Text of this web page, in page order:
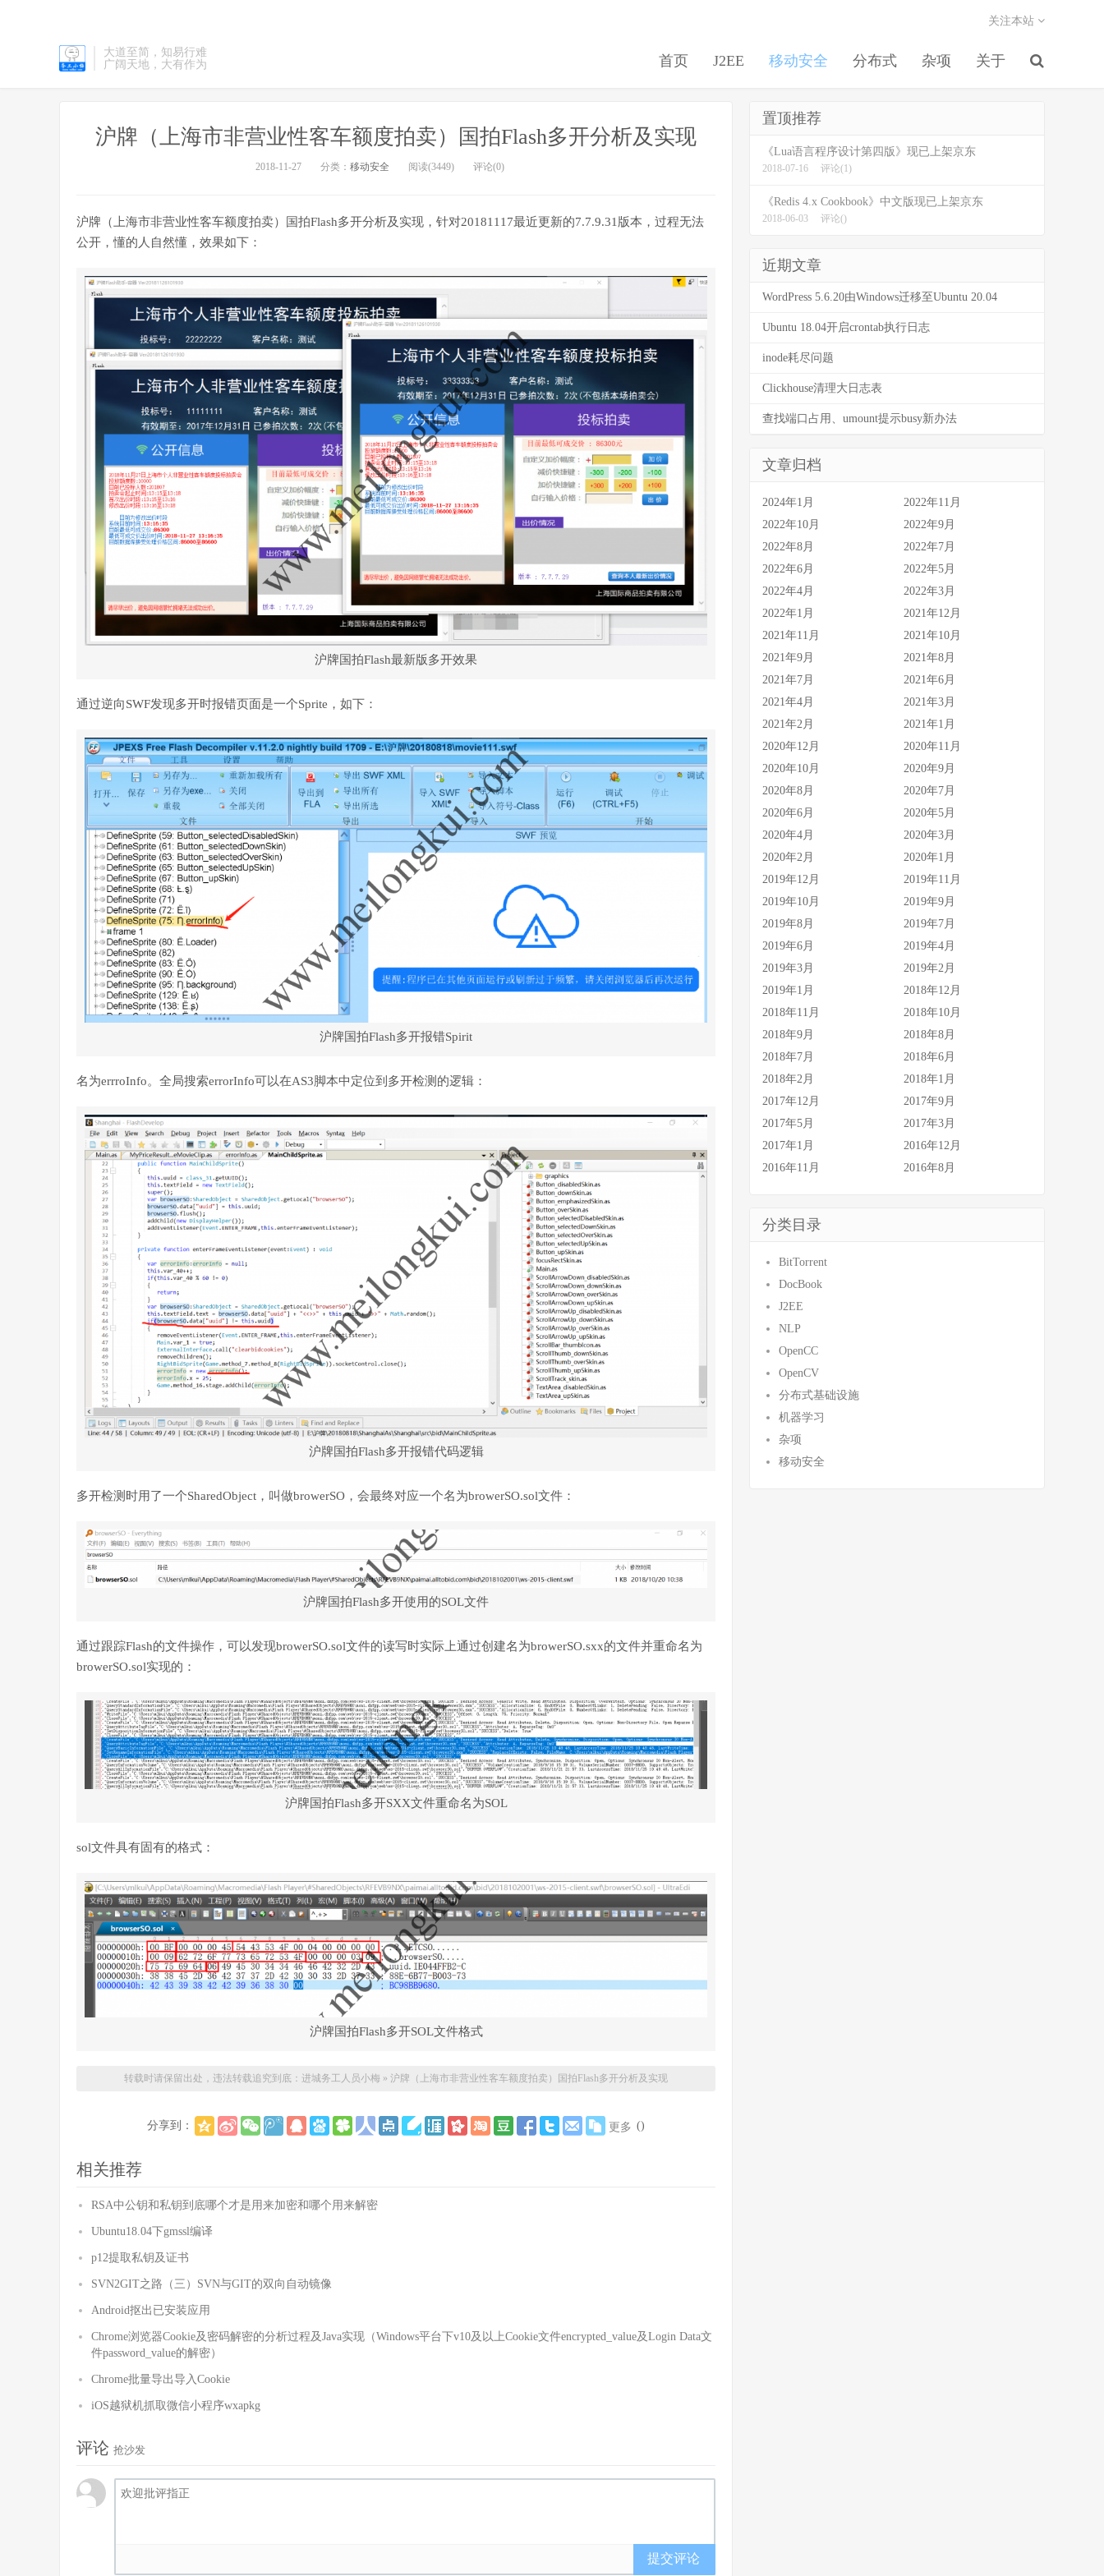
大道至简，知易行难
广阔天地，大有作为
首页 J2EE 移动安全 分布式 杂项 关于
关注本站
沪牌（上海市非营业性客车额度拍卖）国拍Flash多开分析及实现
2018-11-27 分类： 移动安全 阅读(3449) 评论(0)
沪牌（上海市非营业性客车额度拍卖）国拍Flash多开分析及实现，针对20181117最近更新的7.7.9.31版本，过程无法
公开，懂的人自然懂，效果如下：
沪牌国拍Flash最新版多开效果
通过逆向SWF发现多开时报错页面是一个Sprite，如下：
沪牌国拍Flash多开报错Spirit
名为errroInfo。全局搜索errorInfo可以在AS3脚本中定位到多开检测的逻辑：
沪牌国拍Flash多开报错代码逻辑
多开检测时用了一个SharedObject，叫做browerSO，会最终对应一个名为browerSO.sol文件：
沪牌国拍Flash多开使用的SOL文件
通过跟踪Flash的文件操作，可以发现browerSO.sol文件的读写时实际上通过创建名为browerSO.sxx的文件并重命名为
browerSO.sol实现的：
沪牌国拍Flash多开SXX文件重命名为SOL
sol文件具有固有的格式：
沪牌国拍Flash多开SOL文件格式
转载时请保留出处，违法转载追究到底： 进城务工人员小梅 » 沪牌（上海市非营业性客车额度拍卖）国拍Flash多开分析及实现
分享到： 更多 ()
相关推荐
RSA中公钥和私钥到底哪个才是用来加密和哪个用来解密
Ubuntu18.04下gmssl编译
p12提取私钥及证书
SVN2GIT之路（三）SVN与GIT的双向自动镜像
Android抠出已安装应用
Chrome浏览器Cookie及密码解密的分析过程及Java实现（Windows平台下v10及以上Cookie文件encrypted_value及Login Data文
件password_value的解密）
Chrome批量导出导入Cookie
iOS越狱机抓取微信小程序wxapkg
评论 抢沙发
提交评论
置顶推荐
《Lua语言程序设计第四版》现已上架京东
2018-07-16 评论(1)
《Redis 4.x Cookbook》中文版现已上架京东
2018-06-03 评论()
近期文章
WordPress 5.6.20由Windows迁移至Ubuntu 20.04
Ubuntu 18.04开启crontab执行日志
inode耗尽问题
Clickhouse清理大日志表
查找端口占用、umount提示busy新办法
文章归档
2024年1月
2022年11月
2022年10月
2022年9月
2022年8月
2022年7月
2022年6月
2022年5月
2022年4月
2022年3月
2022年1月
2021年12月
2021年11月
2021年10月
2021年9月
2021年8月
2021年7月
2021年6月
2021年4月
2021年3月
2021年2月
2021年1月
2020年12月
2020年11月
2020年10月
2020年9月
2020年8月
2020年7月
2020年6月
2020年5月
2020年4月
2020年3月
2020年2月
2020年1月
2019年12月
2019年11月
2019年10月
2019年9月
2019年8月
2019年7月
2019年6月
2019年4月
2019年3月
2019年2月
2019年1月
2018年12月
2018年11月
2018年10月
2018年9月
2018年8月
2018年7月
2018年6月
2018年2月
2018年1月
2017年12月
2017年9月
2017年5月
2017年3月
2017年1月
2016年12月
2016年11月
2016年8月
分类目录
BitTorrent
DocBook
J2EE
NLP
OpenCC
OpenCV
分布式基础设施
机器学习
杂项
移动安全